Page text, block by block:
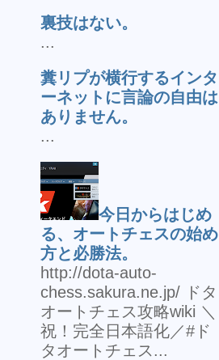
裏技はない。
...
糞リプが横行するインタ
ーネットに言論の自由は
ありません。
...
今日からはじめ
る、オートチェスの始め
方と必勝法。
http://dota-auto-
chess.sakura.ne.jp/ ドタ
オートチェス攻略wiki ＼
祝！完全日本語化／#ド
タオートチェス...